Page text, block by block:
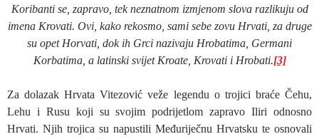
Koribanti se, zapravo, tek neznatnom izmjenom slova razlikuju od
imena Krovati. Ovi, kako rekosmo, sami sebe zovu Hrvati, za druge
su opet Horvati, dok ih Grci nazivaju Hrobatima, Germani
Korbatima, a latinski svijet Kroate, Krovati i Hrobati.[3]
Za dolazak Hrvata Vitezović veže legendu o trojici braće Čehu,
Lehu i Rusu koji su svojim podrijetlom zapravo Iliri odnosno
Hrvati. Njih trojica su napustili Međuriječnu Hrvatsku te osnovali